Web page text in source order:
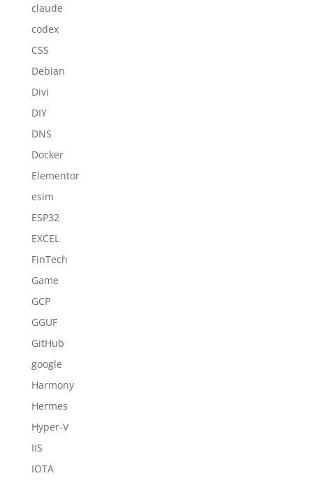
claude
codex
CSS
Debian
Divi
DIY
DNS
Docker
Elementor
esim
ESP32
EXCEL
FinTech
Game
GCP
GGUF
GitHub
google
Harmony
Hermes
Hyper-V
IIS
IOTA